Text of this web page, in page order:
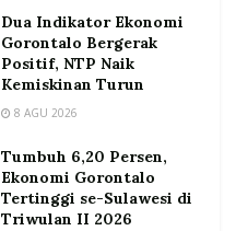
Dua Indikator Ekonomi
Gorontalo Bergerak
Positif, NTP Naik
Kemiskinan Turun
8 AGU 2026
Tumbuh 6,20 Persen,
Ekonomi Gorontalo
Tertinggi se-Sulawesi di
Triwulan II 2026